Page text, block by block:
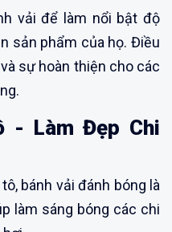
vải để làm nổi bật độ
sản phẩm của họ. Điều
sự hoàn thiện cho các
- Làm Đẹp Chi
bánh vải đánh bóng là
làm sáng bóng các chi